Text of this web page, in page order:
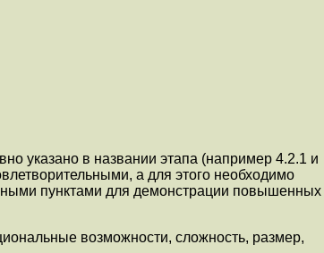
указано в названии этапа (например 4.2.1 и
а для этого необходимо
пунктами для демонстрации повышенных
возможности, сложность, размер,